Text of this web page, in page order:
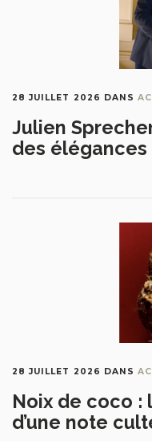
28 JUILLET 2026 DANS
Julien
des élégances
28 JUILLET 2026 DANS
Noix de coco :
d’une note